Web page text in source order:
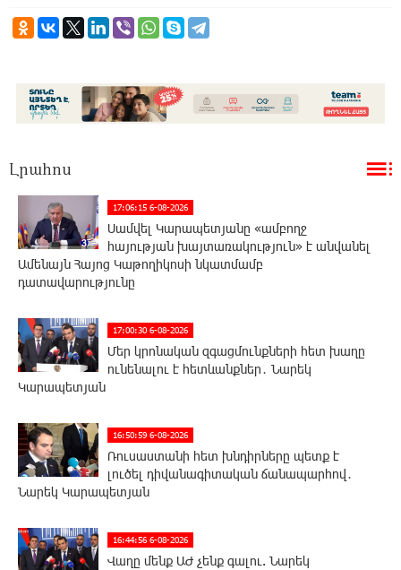
Լրահոս
17:06:15 6-08-2026
Սամվել Կարապետյանը «ամբողջ
հայության խայտառակություն» է անվանել
Ամենայն Հայոց Կաթողիկոսի նկատմամբ
դատավարությունը
17:00:30 6-08-2026
Մեր կրոնական զգացմունքների հետ խաղը
ունենալու է հետևանքներ․ Նարեկ
Կարապետյան
16:50:59 6-08-2026
Ռուսաստանի հետ խնդիրները պետք է
լուծել դիվանագիտական ճանապարհով․
Նարեկ Կարապետյան
16:44:56 6-08-2026
Վաղը մենք ԱԺ չենք գալու. Նարեկ